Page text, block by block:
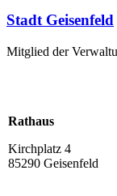
Stadt Geisenfeld
Mitglied der
Rathaus
Kirchplatz 4
85290 Geisenfeld